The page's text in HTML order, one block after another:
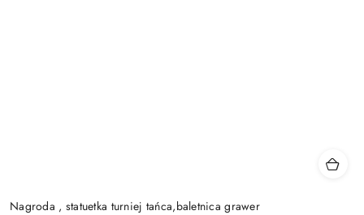
Nagroda , statuetka turniej tańca,baletnica grawer